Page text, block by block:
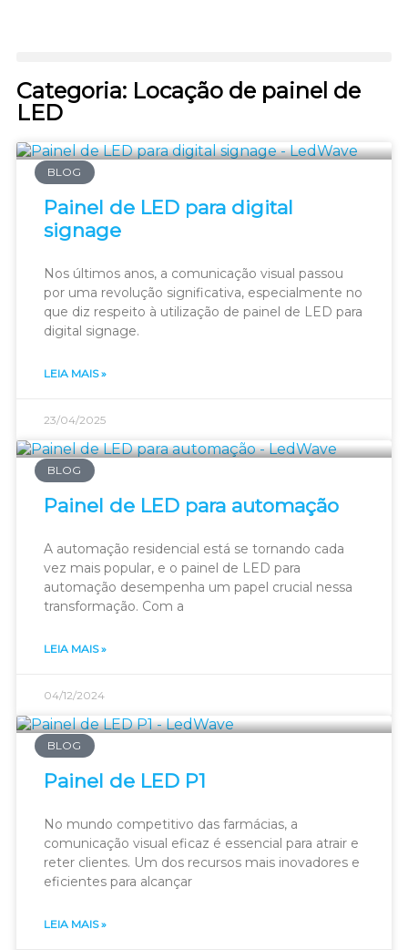
Categoria: Locação de painel de
LED
BLOG
Painel de LED para digital
signage
Nos últimos anos, a comunicação visual passou
por uma revolução significativa, especialmente no
que diz respeito à utilização de painel de LED para
digital signage.
LEIA MAIS »
23/04/2025
BLOG
Painel de LED para automação
A automação residencial está se tornando cada
vez mais popular, e o painel de LED para
automação desempenha um papel crucial nessa
transformação. Com a
LEIA MAIS »
04/12/2024
BLOG
Painel de LED P1
No mundo competitivo das farmácias, a
comunicação visual eficaz é essencial para atrair e
reter clientes. Um dos recursos mais inovadores e
eficientes para alcançar
LEIA MAIS »